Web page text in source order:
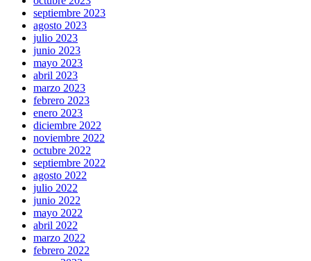
septiembre 2023
agosto 2023
julio 2023
junio 2023
mayo 2023
abril 2023
marzo 2023
febrero 2023
enero 2023
diciembre 2022
noviembre 2022
octubre 2022
septiembre 2022
agosto 2022
julio 2022
junio 2022
mayo 2022
abril 2022
marzo 2022
febrero 2022